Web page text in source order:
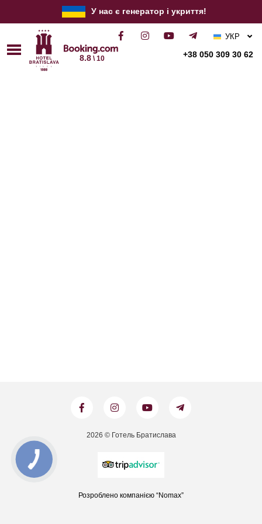
У нас є генератор і укриття!
8.8\ 10 +38 050 309 30 62
РУС
УКР
2026 © Готель Братислава
Розроблено компанією “Nomax”